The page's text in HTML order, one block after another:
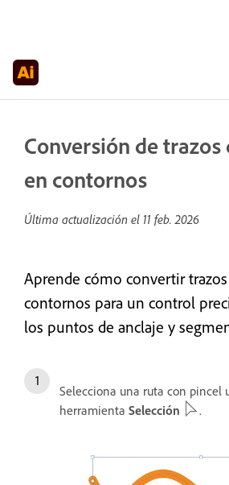
Conversión de trazos
en contornos
Última actualización el 11 feb. 2026
Aprende cómo convertir
contornos para un control
los puntos de anclaje y
Selecciona una ruta con pincel
herramienta Selección .